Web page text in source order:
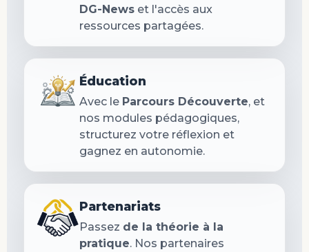
DG-Newset l'accès aux
ressources partagées.
Éducation
Avec le Parcours Découverte, et
nos modules pédagogiques,
structurez votre réflexion et
gagnez en autonomie.
Partenariats
Passez de la théorie à la
pratique. Nos partenaires